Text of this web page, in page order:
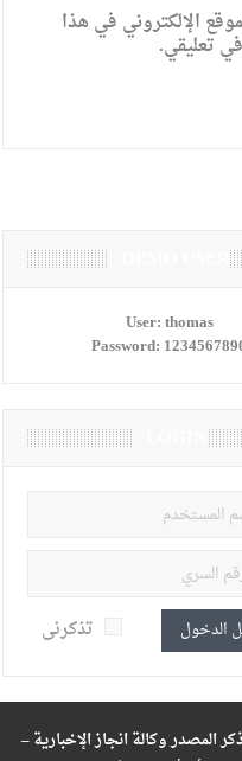
الإلكتروني في هذا
تعليقي.
User:thomas
Password:
الدخول تذكرنى
المصدر وكالة انجاز الإخبارية –